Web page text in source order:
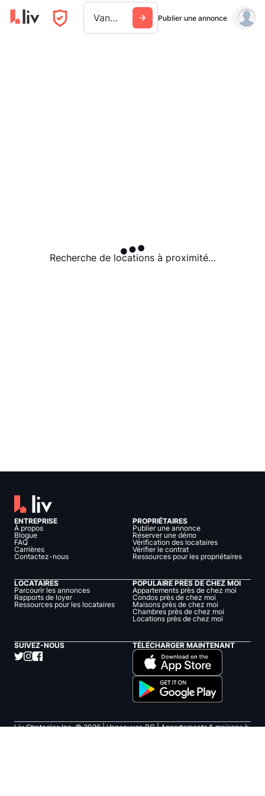
Vancouver Publier une annonce
Recherche de locations à proximité…
ENTREPRISE
À propos
Blogue
FAQ
Carrières
Contactez-nous
PROPRIÉTAIRES
Publier une annonce
Réserver une démo
Vérification des locataires
Vérifier le contrat
Ressources pour les propriétaires
LOCATAIRES
Parcourir les annonces
Rapports de loyer
Ressources pour les locataires
POPULAIRE PRÈS DE CHEZ MOI
Appartements près de chez moi
Condos près de chez moi
Maisons près de chez moi
Chambres près de chez moi
Locations près de chez moi
SUIVEZ-NOUS TÉLÉCHARGER MAINTENANT
Liv Strategies Inc. ©2026| Vancouver, BC | Appartements & maisons à